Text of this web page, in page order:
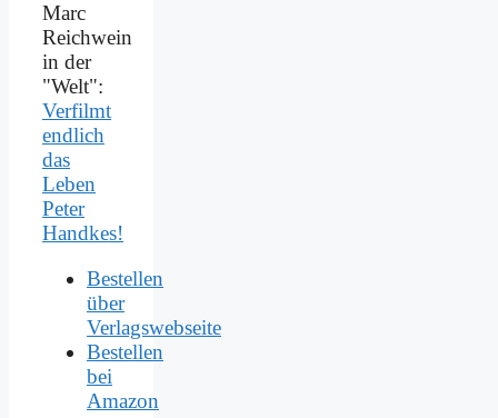
Marc
Reichwein
in der
"Welt":
Verfilmt
endlich
das
Leben
Peter
Handkes!
Bestellen
über
Verlagswebseite
Bestellen
bei
Amazon